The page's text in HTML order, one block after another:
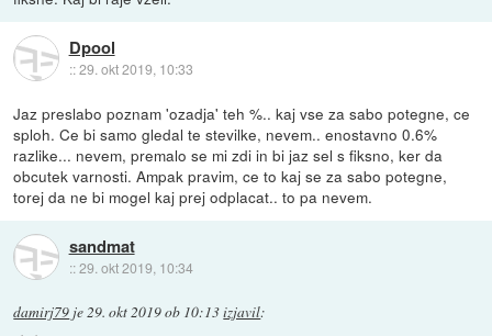
Dpool
::29. okt 2019, 10:33
Jaz preslabo poznam 'ozadja' teh %.. kaj vse za sabo potegne, ce
sploh. Ce bi samo gledal te stevilke, nevem.. enostavno 0.6%
razlike... nevem, premalo se mi zdi in bi jaz sel s fiksno, ker da
obcutek varnosti. Ampak pravim, ce to kaj se za sabo potegne,
torej da ne bi mogel kaj prej odplacat.. to pa nevem.
sandmat
::29. okt 2019, 10:34
damirj79 je29. okt 2019 ob 10:13izjavil: